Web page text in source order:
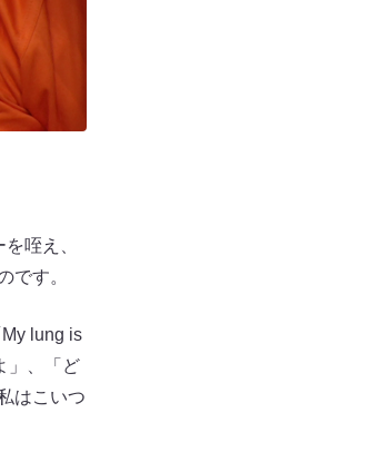
咥え、
です。
lung is
」、「ど
はこいつ